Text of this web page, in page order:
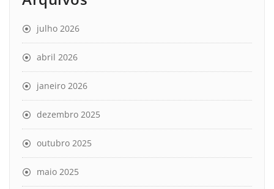
julho 2026
abril 2026
janeiro 2026
dezembro 2025
outubro 2025
maio 2025